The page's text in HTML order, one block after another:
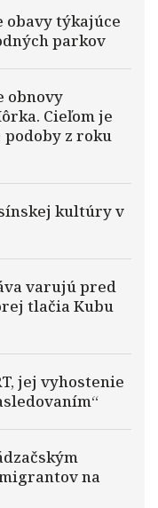
obavy týkajúce
parkov
obnovy
Cieľom je
z roku
kultúry v
varujú pred
tlačia Kubu
jej vyhostenie
na